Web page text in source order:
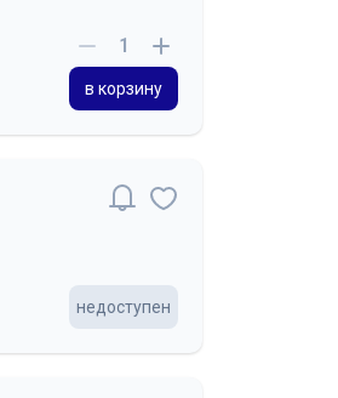
в корзину
недоступен